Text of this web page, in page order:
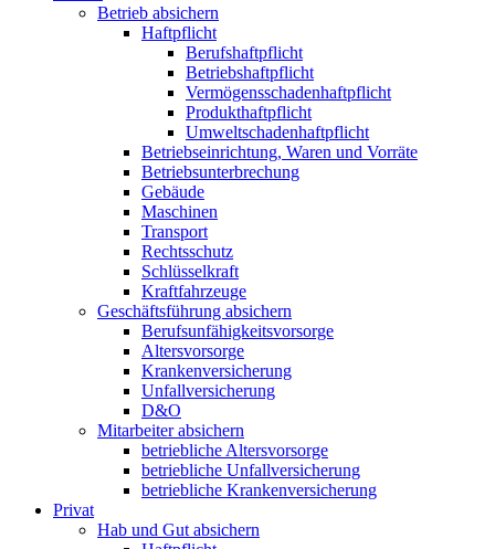
Betrieb absichern
Haftpflicht
Berufshaftpflicht
Betriebshaftpflicht
Vermögensschadenhaftpflicht
Produkthaftpflicht
Umweltschadenhaftpflicht
Betriebseinrichtung, Waren und Vorräte
Betriebsunterbrechung
Gebäude
Maschinen
Transport
Rechtsschutz
Schlüsselkraft
Kraftfahrzeuge
Geschäftsführung absichern
Berufsunfähigkeitsvorsorge
Altersvorsorge
Krankenversicherung
Unfallversicherung
D&O
Mitarbeiter absichern
betriebliche Altersvorsorge
betriebliche Unfallversicherung
betriebliche Krankenversicherung
Privat
Hab und Gut absichern